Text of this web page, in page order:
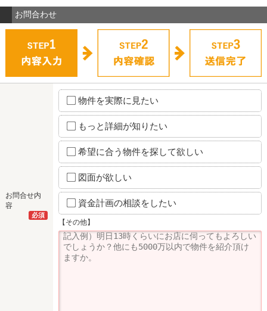
お問合わせ
お問合せ内
容
必須
物件を実際に見たい
もっと詳細が知りたい
希望に合う物件を探して欲しい
図面が欲しい
資金計画の相談をしたい
【その他】